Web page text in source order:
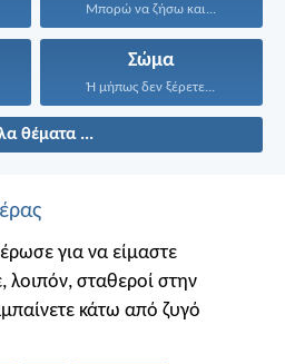
Μπορώ να ζήσω και...
Σώμα
Ή μήπως δεν ξέρετε...
θέματα ...
για να είμαστε
λοιπόν, σταθεροί στην
κάτω από ζυγό